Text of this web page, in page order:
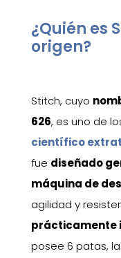
¿Quién es
origen?
Stitch, cuyo
626, es uno de
científico
fue diseñado
máquina de
agilidad y
prácticamente
posee 6 patas,